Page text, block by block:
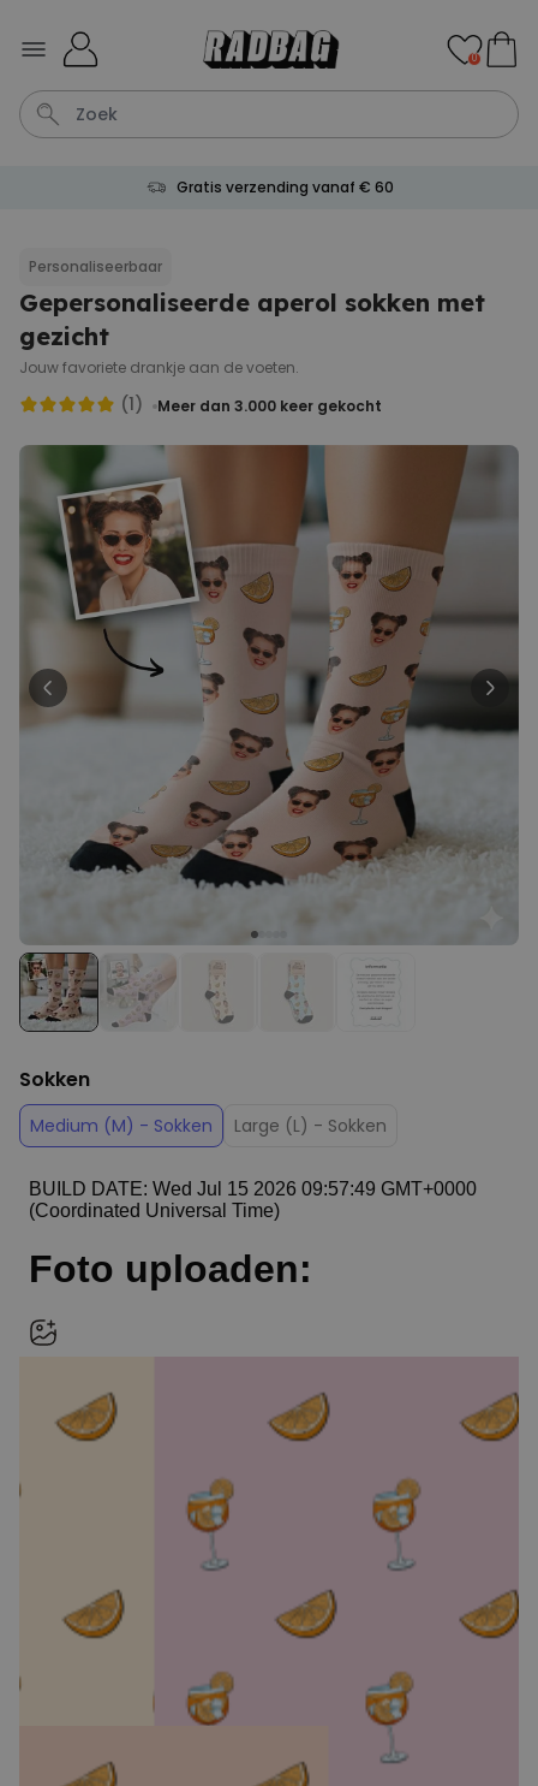
Personaliseerbaar
met jouw huisdier
Meer dan
13.600
gekocht
34,99 €
Personaliseerbaar
Gepersonaliseerde poster
fotocollage met tekst
Meer dan
200
29,99 €
Personaliseerbaar
Gepersonaliseerd schort BBQ
koning met foto
44,99 €
Personaliseerbaar
Gepersonaliseerd schort met
krans en tekst
0
Gratis verzending vanaf € 60
Personaliseerbaar
Gepersonaliseerde aperol sokken met
gezicht
Jouw favoriete drankje aan de voeten.
(1) Meer dan 3.000 keer gekocht
Sokken
Medium (M) - Sokken Large (L) - Sokken